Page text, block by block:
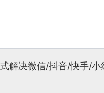
解决微信/抖音/快手/